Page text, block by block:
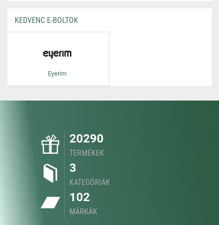
KEDVENC E-BOLTOK
Eyerim
20290
TERMÉKEK
3
KATEGÓRIÁK
102
MÁRKÁK